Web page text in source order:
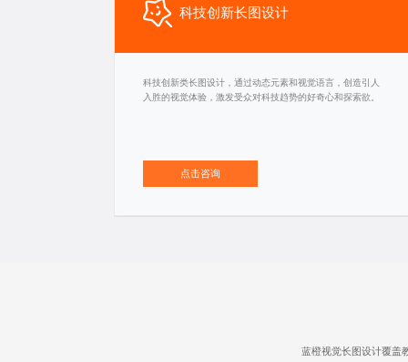
科技创新长图设计
科技创新类长图设计，通过动态元素和视觉语言，创造引人
入胜的视觉体验，激发受众对科技趋势的好奇心和探索欲。
点击咨询
蓝橙视觉长图设计覆盖